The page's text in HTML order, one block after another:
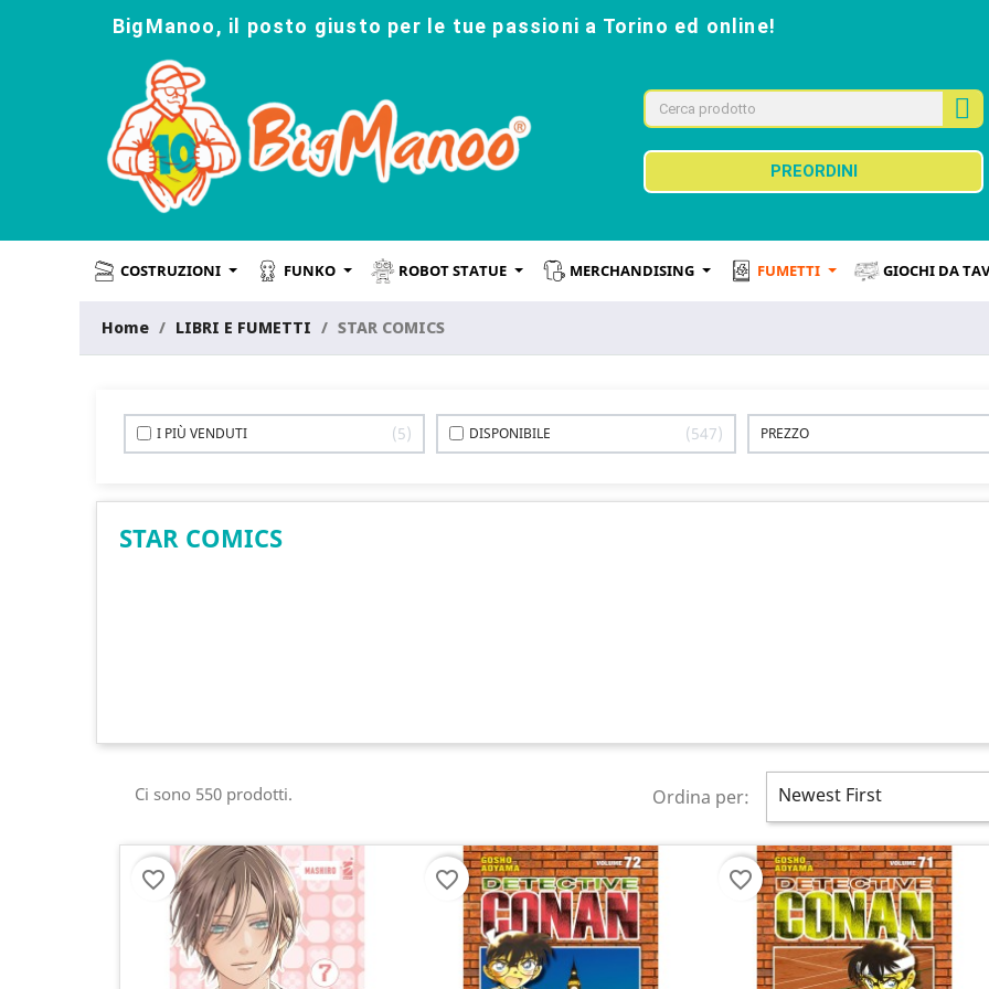
BigManoo, il posto giusto per le tue passioni a Torino ed online!
PREORDINI
COSTRUZIONI FUNKO ROBOT STATUE MERCHANDISING FUMETTI GIOCHI DA
Home LIBRI E FUMETTI STAR COMICS
I PIÙ VENDUTI 5 DISPONIBILE 547 PREZZO
STAR COMICS
Ci sono 550 prodotti. Ordina per: Newest First
favorite_border favorite_border favorite_border